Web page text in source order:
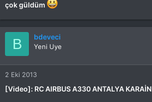
çok güldüm
B bdeveci
Yeni Uye
2 Eki 2013
[Video]: RC AIRBUS A330 ANTALYA KARAİN